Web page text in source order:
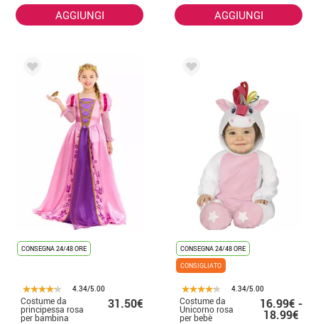
AGGIUNGI AGGIUNGI
CONSEGNA 24/48 ORE
4.34/5.00
Costume da
principessa rosa
per bambina
31.50€
CONSEGNA 24/48 ORE
CONSIGLIATO
4.34/5.00
Costume da
Unicorno rosa
per bebè
16.99€ -
18.99€